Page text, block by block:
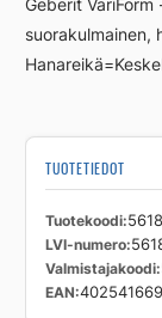
Geberit
suorakulmainen,
TUOTETIEDOT
Tuotekoodi
LVI-numero
Valmistajakoodi
EAN